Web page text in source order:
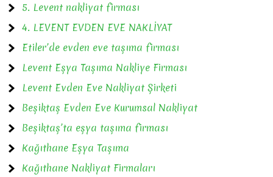
5. Levent nakliyat firması
4. LEVENT EVDEN EVE NAKLİYAT
Etiler’de evden eve taşıma firması
Levent Eşya Taşıma Nakliye Firması
Levent Evden Eve Nakliyat Şirketi
Beşiktaş Evden Eve Kurumsal Nakliyat
Beşiktaş’ta eşya taşıma firması
Kağıthane Eşya Taşıma
Kağıthane Nakliyat Firmaları